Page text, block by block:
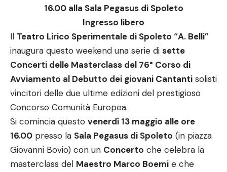
16.00 alla Sala Pegasus di Spoleto
Ingresso libero
Il Teatro Lirico Sperimentale di Spoleto “A. Belli”
inaugura questo weekend una serie di sette
Concerti delle Masterclass del 76° Corso di
Avviamento al Debutto dei giovani Cantanti solisti
vincitori delle due ultime edizioni del prestigioso
Concorso Comunità Europea.
Si comincia questo venerdì 13 maggio alle ore
16.00 presso la Sala Pegasus di Spoleto (in piazza
Giovanni Bovio) con un Concerto che celebra la
masterclass del Maestro Marco Boemi e che